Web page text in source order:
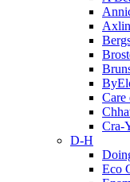
Care
Cra-
D-H
Eco